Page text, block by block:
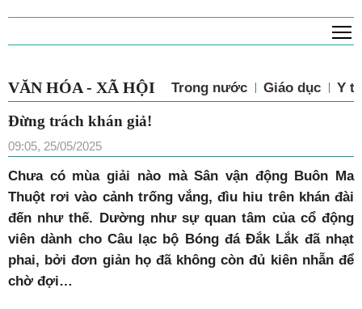
VĂN HÓA - XÃ HỘI Trong nước Giáo dục Y tế
Đừng trách khán giả!
09:05, 25/05/2025
Chưa có mùa giải nào mà Sân vận động Buôn Ma
Thuột rơi vào cảnh trống vắng, đìu hiu trên khán đài
đến như thế. Dường như sự quan tâm của cổ động
viên dành cho Câu lạc bộ Bóng đá Đắk Lắk đã nhạt
phai, bởi đơn giản họ đã không còn đủ kiên nhẫn để
chờ đợi…